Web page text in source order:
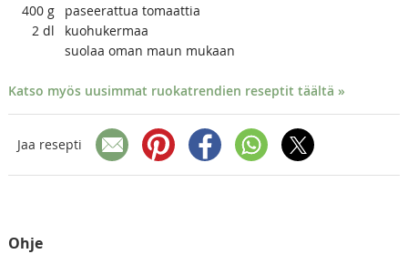
400 g
paseerattua tomaattia
2 dl
kuohukermaa
suolaa oman maun mukaan
Katso myös uusimmat ruokatrendien reseptit täältä »
Jaa resepti
Ohje